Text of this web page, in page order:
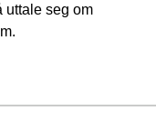
uttale seg om